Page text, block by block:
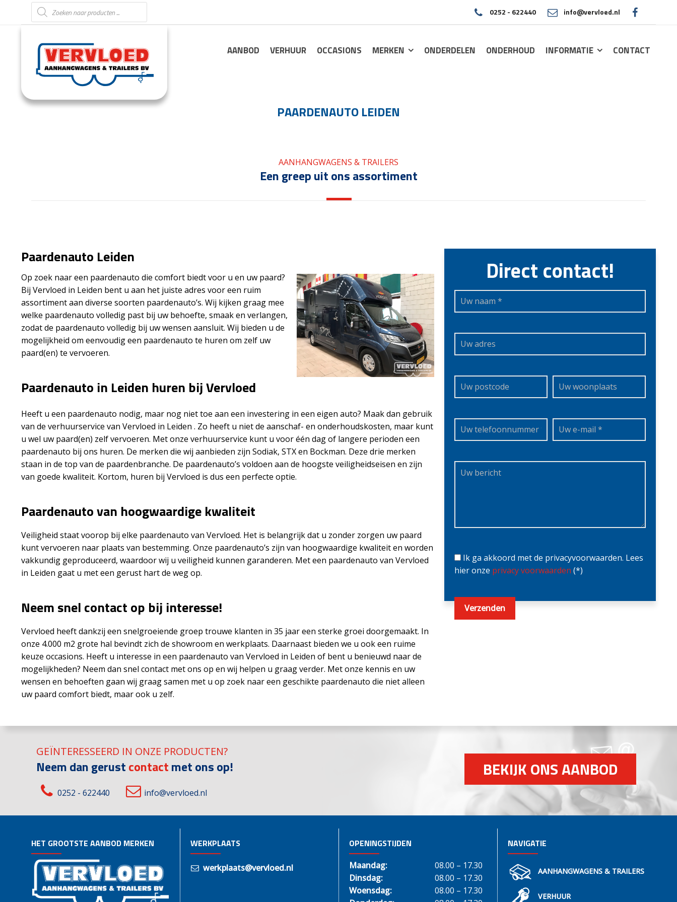
Producten zoeken
0252 - 622440 info@vervloed.nl
AANBOD VERHUUR OCCASIONS MERKEN ONDERDELEN ONDERHOUD INFORMATIE CONTACT
PAARDENAUTO LEIDEN
AANHANGWAGENS & TRAILERS
Een greep uit ons assortiment
Paardenauto Leiden
Op zoek naar een paardenauto die comfort biedt voor u en uw paard?
Bij Vervloed in Leiden bent u aan het juiste adres voor een ruim
assortiment aan diverse soorten paardenauto’s. Wij kijken graag mee
welke paardenauto volledig past bij uw behoefte, smaak en verlangen,
zodat de paardenauto volledig bij uw wensen aansluit. Wij bieden u de
mogelijkheid om eenvoudig een paardenauto te huren om zelf uw
paard(en) te vervoeren.
Paardenauto in Leiden huren bij Vervloed
Heeft u een paardenauto nodig, maar nog niet toe aan een investering in een eigen auto? Maak dan gebruik
van de verhuurservice van Vervloed in Leiden . Zo heeft u niet de aanschaf- en onderhoudskosten, maar kunt
u wel uw paard(en) zelf vervoeren. Met onze verhuurservice kunt u voor één dag of langere perioden een
paardenauto bij ons huren. De merken die wij aanbieden zijn Sodiak, STX en Bockman. Deze drie merken
staan in de top van de paardenbranche. De paardenauto’s voldoen aan de hoogste veiligheidseisen en zijn
van goede kwaliteit. Kortom, huren bij Vervloed is dus een perfecte optie.
Paardenauto van hoogwaardige kwaliteit
Veiligheid staat voorop bij elke paardenauto van Vervloed. Het is belangrijk dat u zonder zorgen uw paard
kunt vervoeren naar plaats van bestemming. Onze paardenauto’s zijn van hoogwaardige kwaliteit en worden
vakkundig geproduceerd, waardoor wij u veiligheid kunnen garanderen. Met een paardenauto van Vervloed
in Leiden gaat u met een gerust hart de weg op.
Neem snel contact op bij interesse!
Vervloed heeft dankzij een snelgroeiende groep trouwe klanten in 35 jaar een sterke groei doorgemaakt. In
onze 4.000 m2 grote hal bevindt zich de showroom en werkplaats. Daarnaast bieden we u ook een ruime
keuze occasions. Heeft u interesse in een paardenauto van Vervloed in Leiden of bent u benieuwd naar de
mogelijkheden? Neem dan snel contact met ons op en wij helpen u graag verder. Met onze kennis en uw
wensen en behoeften gaan wij graag samen met u op zoek naar een geschikte paardenauto die niet alleen
uw paard comfort biedt, maar ook u zelf.
Direct contact!
Ik ga akkoord met de privacyvoorwaarden. Lees
hier onze privacy voorwaarden (*)
GEÏNTERESSEERD IN ONZE PRODUCTEN?
Neem dan gerustcontactmet ons op!
0252 - 622440 info@vervloed.nl
BEKIJK ONS AANBOD
HET GROOTSTE AANBOD MERKEN WERKPLAATS
werkplaats@vervloed.nl
OPENINGSTIJDEN
Maandag:
08.00 – 17.30
Dinsdag:
08.00 – 17.30
Woensdag:
08.00 – 17.30
NAVIGATIE
AANHANGWAGENS & TRAILERS
VERHUUR